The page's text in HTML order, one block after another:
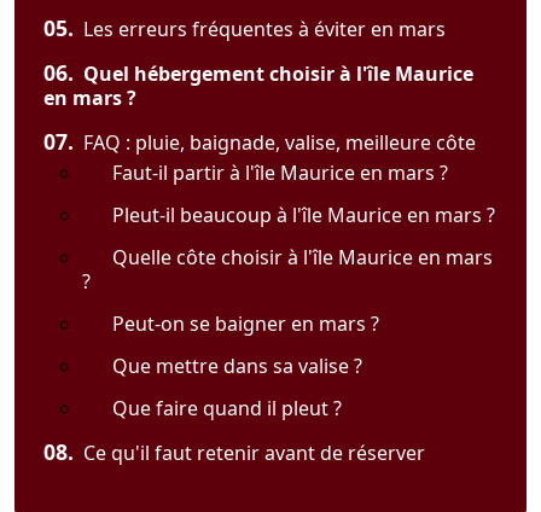
05. Les erreurs fréquentes à éviter en mars
06. Quel hébergement choisir à l'île Maurice
en mars ?
07. FAQ : pluie, baignade, valise, meilleure côte
Faut-il partir à l'île Maurice en mars ?
Pleut-il beaucoup à l'île Maurice en mars ?
Quelle côte choisir à l'île Maurice en mars
?
Peut-on se baigner en mars ?
Que mettre dans sa valise ?
Que faire quand il pleut ?
08. Ce qu'il faut retenir avant de réserver